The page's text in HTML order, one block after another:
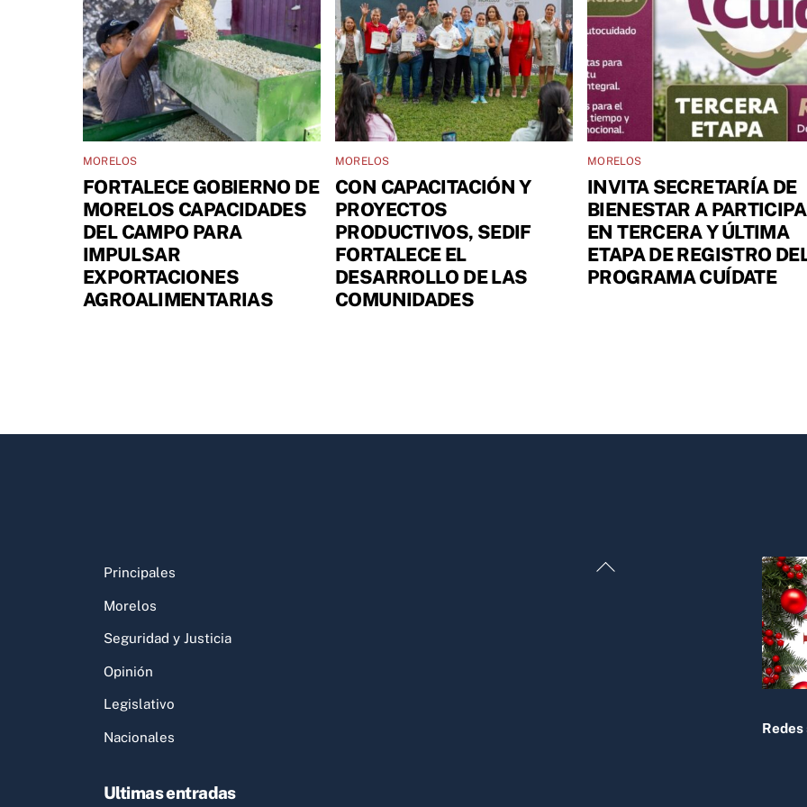
MORELOS
FORTALECE GOBIERNO DE
MORELOS CAPACIDADES
DEL CAMPO PARA
IMPULSAR
EXPORTACIONES
AGROALIMENTARIAS
MORELOS
CON CAPACITACIÓN Y
PROYECTOS
PRODUCTIVOS, SEDIF
FORTALECE EL
DESARROLLO DE LAS
COMUNIDADES
MORELOS
INVITA SECRETARÍA DE
BIENESTAR A
EN TERCERA Y ÚLTIMA
ETAPA DE REGISTRO
PROGRAMA CUÍDATE
Back
Principales
Morelos
Seguridad y Justicia
Opinión
Legislativo
Nacionales
Ultimas entradas